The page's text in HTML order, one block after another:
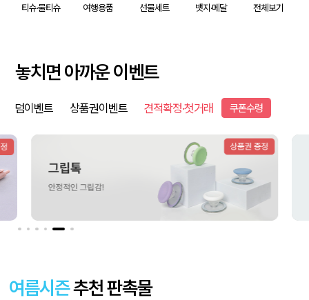
티슈·물티슈 여행용품 선물세트 뱃지·메달 전체보기
놓치면 아까운 이벤트
덤이벤트 상품권이벤트 견적확정·첫거래 쿠폰수령
여름시즌추천 판촉물